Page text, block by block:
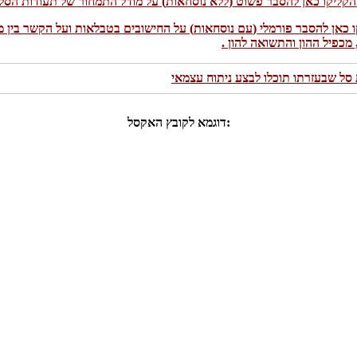
כאן להסבר פורמלי (עם נוסחאות) על החישובים בטבלאות ועל הקשר בין
מכפיל ההון והתשואה להון .
שבעזרתו תוכלו לבצע ניתוח עצמאי
דוגמא לקובץ האקסל: